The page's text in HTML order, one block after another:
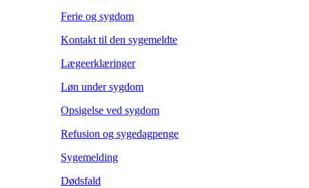
Ferie og sygdom
Kontakt til den sygemeldte
Lægeerklæringer
Løn under sygdom
Opsigelse ved sygdom
Refusion og sygedagpenge
Sygemelding
Dødsfald